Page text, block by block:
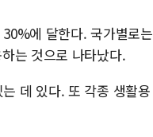
에 달한다. 국가별로는
는 것으로 나타났다.
데 있다. 또 각종 생활용